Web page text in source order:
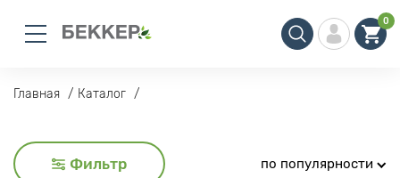
0
Главная Каталог
Фильтр по популярности